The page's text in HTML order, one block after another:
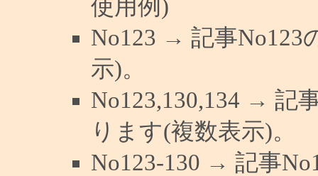
使用例)
No123 → 記事No123
示)。
No123,130,134 → 記
ります(複数表示)。
No123-130 → 記事